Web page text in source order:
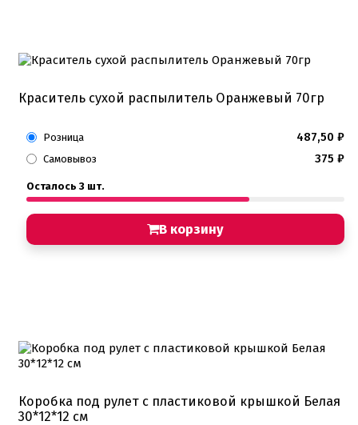
Краситель сухой распылитель Оранжевый 70гр
Розница 487,50 ₽
Самовывоз 375 ₽
Осталось 3 шт.
В корзину
Коробка под рулет с пластиковой крышкой Белая
30*12*12 см